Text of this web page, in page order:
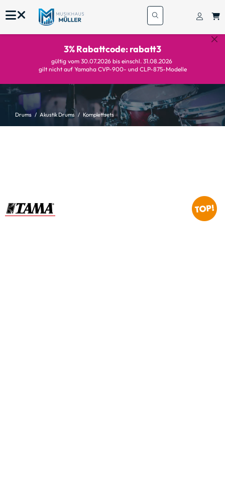
3% Rabattcode: rabatt3
gültig vom 30.07.2026 bis einschl. 31.08.2026
gilt nicht auf Yamaha CVP-900- und CLP-875-Modelle
Drums Akustik Drums Komplettsets